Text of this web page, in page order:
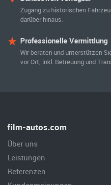
Zugang zu historischen
darüber hinaus.
Professionelle Vermittlung
Wir beraten und unterstützen
vor Ort, inkl. Betreuung und
film-autos.com
Über uns
Leistungen
Referenzen